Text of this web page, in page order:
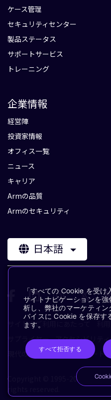
ケース管理
セキュリティセンター
製品ステータス
サポートサービス
トレーニング
企業情報
経営陣
投資家情報
オフィス一覧
ニュース
キャリア
Armの品質
Armのセキュリティ
日本語
サイトのご利用にあたって 利
サプライヤー アクセシビリティ
現代の奴隷制に対するステート
Copyright © 1995-2026 Arm
「すべての Cookie を受け
サイトナビゲーションを
析し、弊社のマーケティ
バイスに Cookie を保存す
ます。
すべて拒否する